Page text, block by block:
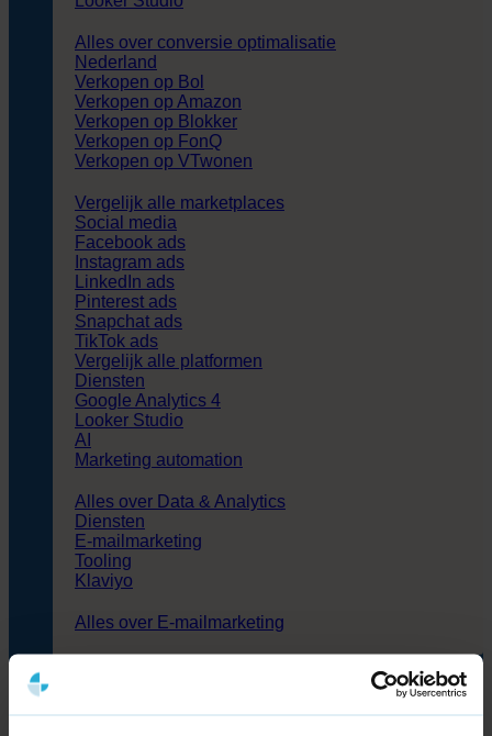
Alles over conversie optimalisatie
Nederland
Verkopen op Bol
Verkopen op Amazon
Verkopen op Blokker
Verkopen op FonQ
Verkopen op VTwonen
Vergelijk alle marketplaces
Social media
Facebook ads
Instagram ads
LinkedIn ads
Pinterest ads
Snapchat ads
TikTok ads
Vergelijk alle platformen
Diensten
Google Analytics 4
Looker Studio
AI
Marketing automation
Alles over Data & Analytics
Diensten
E-mailmarketing
Tooling
Klaviyo
Alles over E-mailmarketing